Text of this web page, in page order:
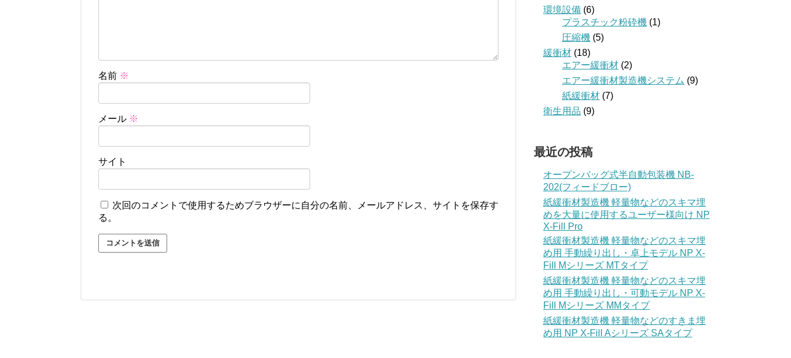
名前 ※
メール ※
サイト
次回のコメントで使用するためブラウザーに自分の名前、メールアドレス、サイトを保存す
る。
環境設備 (6)
プラスチック粉砕機 (1)
圧縮機 (5)
緩衝材 (18)
エアー緩衝材 (2)
エアー緩衝材製造機システム (9)
紙緩衝材 (7)
衛生用品 (9)
最近の投稿
オープンバッグ式半自動包装機 NB-
202(フィードブロー)
紙緩衝材製造機 軽量物などのスキマ埋
めを大量に使用するユーザー様向け NP
X-Fill Pro
紙緩衝材製造機 軽量物などのスキマ埋
め用 手動繰り出し・卓上モデル NP X-
Fill Mシリーズ MTタイプ
紙緩衝材製造機 軽量物などのスキマ埋
め用 手動繰り出し・可動モデル NP X-
Fill Mシリーズ MMタイプ
紙緩衝材製造機 軽量物などのすきま埋
め用 NP X-Fill Aシリーズ SAタイプ